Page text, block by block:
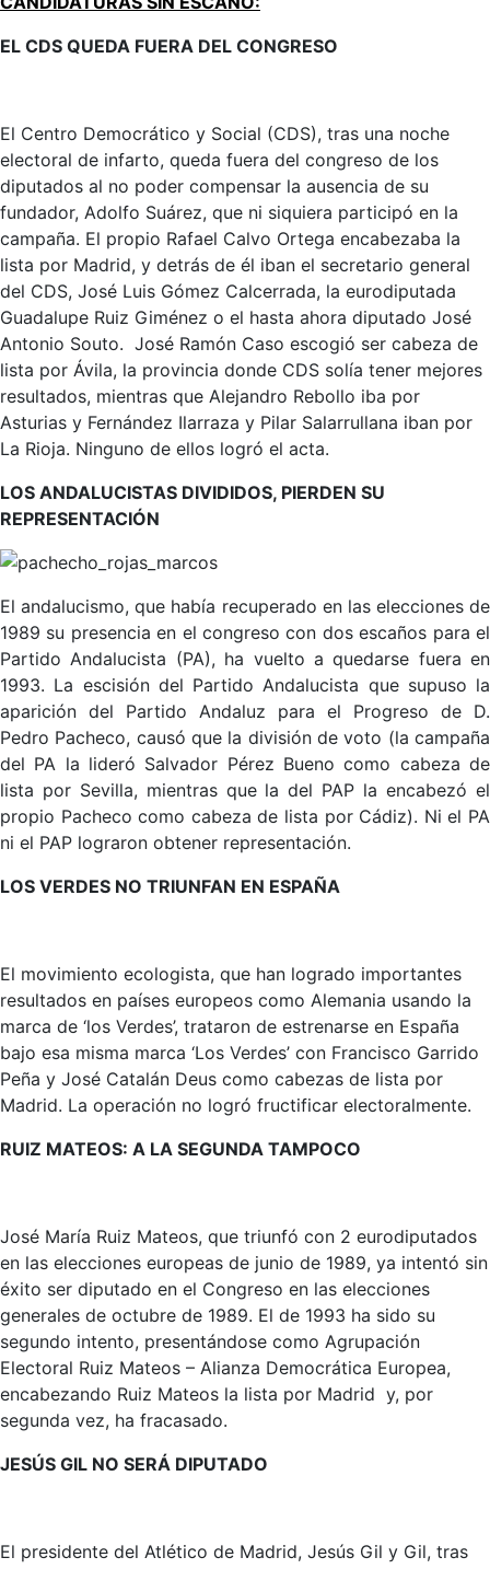
EL CDS QUEDA FUERA DEL CONGRESO
El Centro Democrático y Social (CDS), tras una noche
electoral de infarto, queda fuera del congreso de los
diputados al no poder compensar la ausencia de su
fundador, Adolfo Suárez, que ni siquiera participó en la
campaña. El propio Rafael Calvo Ortega encabezaba la
lista por Madrid, y detrás de él iban el secretario general
del CDS, José Luis Gómez Calcerrada, la eurodiputada
Guadalupe Ruiz Giménez o el hasta ahora diputado José
Antonio Souto. José Ramón Caso escogió ser cabeza de
lista por Ávila, la provincia donde CDS solía tener mejores
resultados, mientras que Alejandro Rebollo iba por
Asturias y Fernández Ilarraza y Pilar Salarrullana iban por
La Rioja. Ninguno de ellos logró el acta.
LOS ANDALUCISTAS DIVIDIDOS, PIERDEN SU
REPRESENTACIÓN
El andalucismo, que había recuperado en las elecciones de
1989 su presencia en el congreso con dos escaños para el
Partido Andalucista (PA), ha vuelto a quedarse fuera en
1993. La escisión del Partido Andalucista que supuso la
aparición del Partido Andaluz para el Progreso de D.
Pedro Pacheco, causó que la división de voto (la campaña
del PA la lideró Salvador Pérez Bueno como cabeza de
lista por Sevilla, mientras que la del PAP la encabezó el
propio Pacheco como cabeza de lista por Cádiz). Ni el PA
ni el PAP lograron obtener representación.
LOS VERDES NO TRIUNFAN EN ESPAÑA
El movimiento ecologista, que han logrado importantes
resultados en países europeos como Alemania usando la
marca de ‘los Verdes’, trataron de estrenarse en España
bajo esa misma marca ‘Los Verdes’ con Francisco Garrido
Peña y José Catalán Deus como cabezas de lista por
Madrid. La operación no logró fructificar electoralmente.
RUIZ MATEOS: A LA SEGUNDA TAMPOCO
José María Ruiz Mateos, que triunfó con 2 eurodiputados
en las elecciones europeas de junio de 1989, ya intentó sin
éxito ser diputado en el Congreso en las elecciones
generales de octubre de 1989. El de 1993 ha sido su
segundo intento, presentándose como Agrupación
Electoral Ruiz Mateos – Alianza Democrática Europea,
encabezando Ruiz Mateos la lista por Madrid y, por
segunda vez, ha fracasado.
JESÚS GIL NO SERÁ DIPUTADO
El presidente del Atlético de Madrid, Jesús Gil y Gil, tras